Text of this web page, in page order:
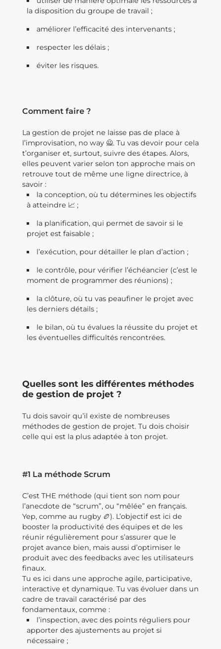
la disposition du groupe de travail ;
améliorer l’efficacité des intervenants ;
respecter les délais ;
éviter les risques.
Comment faire ?
La gestion de projet ne laisse pas de place à
l’improvisation, no way 🙅. Tu vas devoir pour cela
t’organiser et, surtout, suivre des étapes. Alors,
elles peuvent varier selon ton approche mais on
retrouve tout de même une ligne directrice, à
savoir :
la conception, où tu détermines les objectifs
à atteindre 📈 ;
la planification, qui permet de savoir si le
projet est faisable ;
l’exécution, pour détailler le plan d’action ;
le contrôle, pour vérifier l’échéancier (c’est le
moment de programmer des réunions) ;
la clôture, où tu vas peaufiner le projet avec
les derniers détails ;
le bilan, où tu évalues la réussite du projet et
les éventuelles difficultés rencontrées.
Quelles sont les différentes méthodes
de gestion de projet ?
Tu dois savoir qu’il existe de nombreuses
méthodes de gestion de projet. Tu dois choisir
celle qui est la plus adaptée à ton projet.
#1 La méthode Scrum
C’est THE méthode (qui tient son nom pour
l’anecdote de “scrum”, ou “mêlée” en français.
Yep, comme au rugby 🏉). L’objectif est ici de
booster la productivité des équipes et de les
réunir régulièrement pour s’assurer que le
projet avance bien, mais aussi d’optimiser le
produit avec des feedbacks avec les utilisateurs
finaux.
Tu es ici dans une approche agile, participative,
interactive et dynamique. Tu vas évoluer dans un
cadre de travail caractérisé par des
fondamentaux, comme :
l’inspection, avec des points réguliers pour
apporter des ajustements au projet si
nécessaire ;